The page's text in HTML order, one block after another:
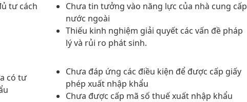
tư cách
Chưa tin tưởng vào năng lực của nhà cung cấp
nước ngoài
Thiếu kinh nghiệm giải quyết các vấn đề pháp
lý và rủi ro phát sinh.
có tư
Chưa đáp ứng các điều kiện để được cấp giấy
phép xuất nhập khẩu
Chưa được cấp mã số thuế xuất nhập khẩu